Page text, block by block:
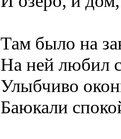
Там было на
На ней любил
Улыбчиво
Баюкали